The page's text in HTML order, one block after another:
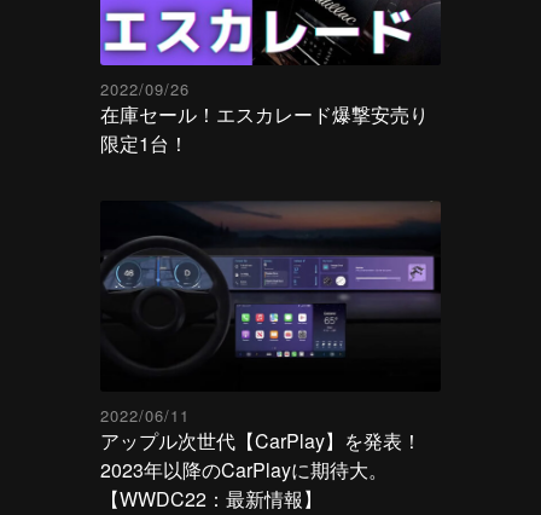
2022/09/26
在庫セール！エスカレード爆撃安売り
限定1台！
2022/06/11
アップル次世代【CarPlay】を発表！
2023年以降のCarPlayに期待大。
【WWDC22：最新情報】